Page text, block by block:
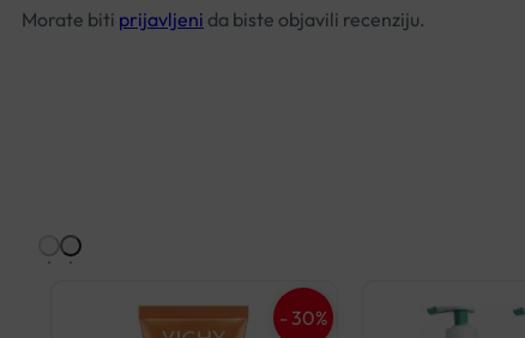
Morate biti prijavljeni da biste objavili recenziju.
- 30%